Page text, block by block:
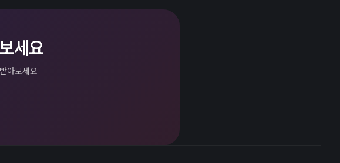
세요
아보세요.